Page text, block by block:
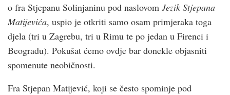
o fra Stjepanu Solinjaninu pod naslovom Jezik Stjepana
Matijevića, uspio je otkriti samo osam primjeraka toga
djela (tri u Zagrebu, tri u Rimu te po jedan u Firenci i
Beogradu). Pokušat ćemo ovdje bar donekle objasniti
spomenute neobičnosti.
Fra Stjepan Matijević, koji se često spominje pod